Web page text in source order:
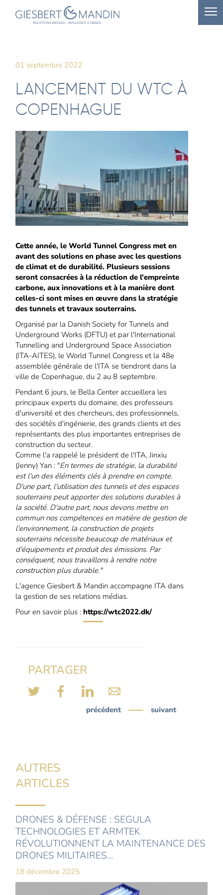
01 septembre 2022
LANCEMENT DU WTC À
COPENHAGUE
Cette année, le World Tunnel Congress met en
avant des solutions en phase avec les questions
de climat et de durabilité. Plusieurs sessions
seront consacrées à la réduction de l'empreinte
carbone, aux innovations et à la manière dont
celles-ci sont mises en œuvre dans la stratégie
des tunnels et travaux souterrains.
Organisé par la Danish Society for Tunnels and
Underground Works (DFTU) et par l'International
Tunnelling and Underground Space Association
(ITA-AITES), le World Tunnel Congress et la 48e
assemblée générale de l'ITA se tiendront dans la
ville de Copenhague, du 2 au 8 septembre.
Pendant 6 jours, le Bella Center accueillera les
principaux experts du domaine, des professeurs
d'université et des chercheurs, des professionnels,
des sociétés d'ingénierie, des grands clients et des
représentants des plus importantes entreprises de
construction du secteur.
Comme l'a rappelé le président de l'ITA, Jinxiu
(Jenny) Yan : "En termes de stratégie, la durabilité
est l'un des éléments clés à prendre en compte.
D'une part, l'utilisation des tunnels et des espaces
souterrains peut apporter des solutions durables à
la société. D'autre part, nous devons mettre en
commun nos compétences en matière de gestion de
l'environnement, la construction de projets
souterrains nécessite beaucoup de matériaux et
d'équipements et produit des émissions. Par
conséquent, nous travaillons à rendre notre
construction plus durable."
L'agence Giesbert & Mandin accompagne ITA dans
la gestion de ses relations médias.
Pour en savoir plus :https://wtc2022.dk/
PARTAGER
précédent suivant
AUTRES
ARTICLES
DRONES & DÉFENSE : SEGULA
TECHNOLOGIES ET ARMTEK
RÉVOLUTIONNENT LA MAINTENANCE DES
DRONES MILITAIRES...
18 décembre 2025